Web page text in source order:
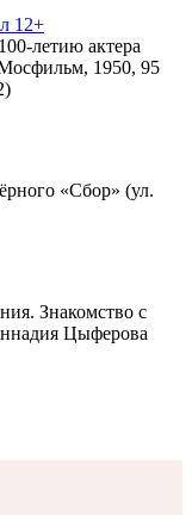
12+
летию актера
1950, 95
«Сбор» (ул.
Знакомство с
Цыферова